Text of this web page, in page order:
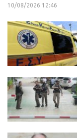
10/08/2026 12:46